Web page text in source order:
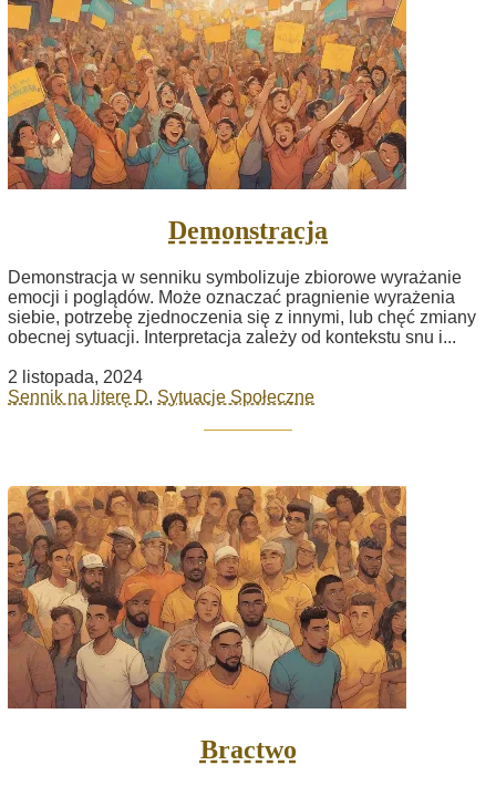
Demonstracja
Demonstracja w senniku symbolizuje zbiorowe wyrażanie
emocji i poglądów. Może oznaczać pragnienie wyrażenia
siebie, potrzebę zjednoczenia się z innymi, lub chęć zmiany
obecnej sytuacji. Interpretacja zależy od kontekstu snu i...
2 listopada, 2024
Sennik na literę D, Sytuacje Społeczne
Bractwo